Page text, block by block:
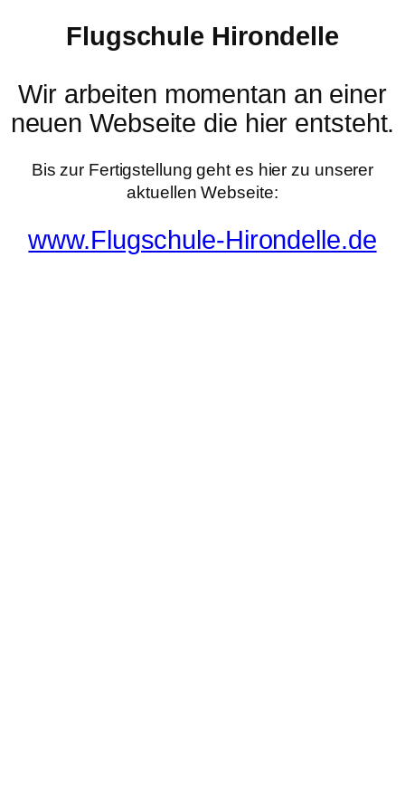
Flugschule Hirondelle
Wir arbeiten momentan an einer
neuen Webseite die hier entsteht.
Bis zur Fertigstellung geht es hier zu unserer
aktuellen Webseite:
www.Flugschule-Hirondelle.de